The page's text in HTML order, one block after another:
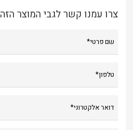
צרו עמנו קשר לגבי המוצר הזה